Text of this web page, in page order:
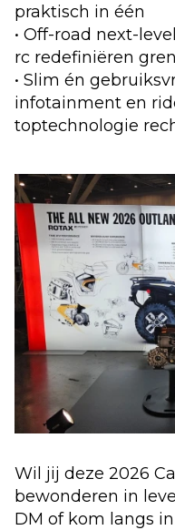
praktisch in één
• Off-road next-
rc redefiniëren
• Slim én
infotainment en
toptechnologie
Wil jij deze 2026
bewonderen in
DM of kom langs